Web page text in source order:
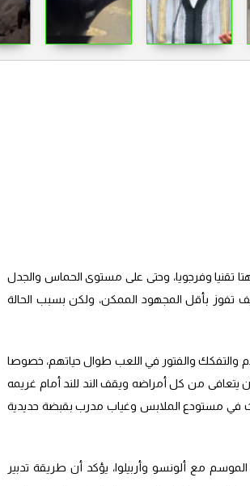
تقنيا وفرجويا، وحتى على مستوى الحماس والجدل
تفوز بأقل المجهود الممكن، ولكن بسبب الحالة
والتفكك والفتور في اللعب طوال حياتهم، خصوصا
يتعافى من كل أمراضه ويقف الند للند أمام غريمه
في مستودع الملابس وغياب مدرب بقبضة حديدية
مع ألونسو وأربيلوا، يؤكد أن طريقة تدبير